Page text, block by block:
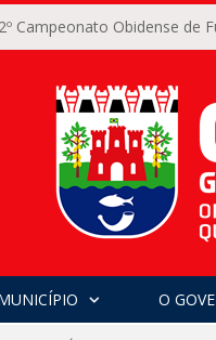
Campeonato Obidense de
O